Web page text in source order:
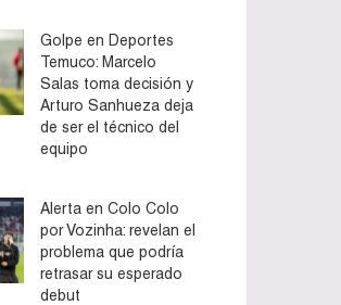
Golpe en Deportes
Temuco: Marcelo
Salas toma decisión y
Arturo Sanhueza deja
de ser el técnico del
equipo
Alerta en Colo Colo
por Vozinha: revelan el
problema que podría
retrasar su esperado
debut